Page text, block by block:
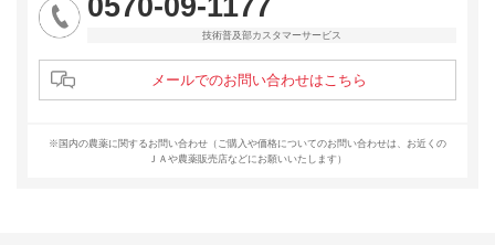
0570-09-1177
技術普及部カスタマーサービス
メールでのお問い合わせはこちら
※国内の農薬に関するお問い合わせ（ご購入や価格についてのお問い合わせは、お近くの
ＪＡや農薬販売店などにお願いいたします）